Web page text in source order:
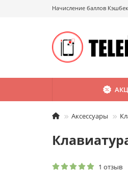
Начисление баллов Кэшбек
Аксессуары
1 отзыв